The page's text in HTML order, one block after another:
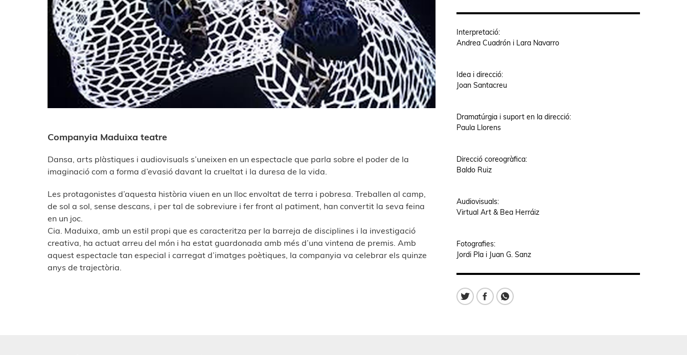
Companyia Maduixa teatre
Dansa, arts plàstiques i audiovisuals s’uneixen en un espectacle que parla sobre el poder de la
imaginació com a forma d’evasió davant la crueltat i la duresa de la vida.
Les protagonistes d’aquesta història viuen en un lloc envoltat de terra i pobresa. Treballen al camp,
de sol a sol, sense descans, i per tal de sobreviure i fer front al patiment, han convertit la seva feina
en un joc.
Cia. Maduixa, amb un estil propi que es caracteritza per la barreja de disciplines i la investigació
creativa, ha actuat arreu del món i ha estat guardonada amb més d’una vintena de premis. Amb
aquest espectacle tan especial i carregat d’imatges poètiques, la companyia va celebrar els quinze
anys de trajectòria.
Interpretació:
Andrea Cuadrón i Lara Navarro
Idea i direcció:
Joan Santacreu
Dramatúrgia i suport en la direcció:
Paula Llorens
Direcció coreogràfica:
Baldo Ruiz
Audiovisuals:
Virtual Art & Bea Herráiz
Fotografies:
Jordi Pla i Juan G. Sanz